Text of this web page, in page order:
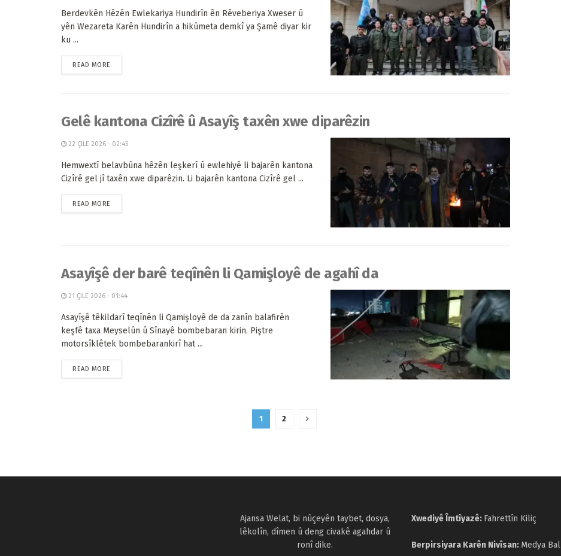
Berdevkên Hêzên Ewlekariya Hundirîn ên Rêveberiya Xweser û
yên Wezareta Karên Hundirîn a hikûmeta demkî ya Şamê diyar kir
ku ...
READ MORE
Gelê kantona Cizîrê û Asayîş taxên xwe diparêzin
22 ÇILE 2026 - 02:45
Hemwextî belavbûna hêzên leşkerî û ewlehiyê li bajarên kantona
Cizîrê gel jî taxên xwe diparêzin. Li bajarên kantona Cizîrê gel ...
READ MORE
Asayîşê der barê teqînên li Qamişloyê de agahî da
21 ÇILE 2026 - 01:44
Asayîşê têkildarî teqînên li Qamişloyê de da zanîn balafirên
keşfê taxa Meyselûn û Sînayê bombebaran kirin. Piştre
motorsîklêtek bombebarankirî hat ...
READ MORE
1 2
Ajansa Welat, bi nûçeyên taybet, dosya,
lêkolîn, dîmen û deng civakê agahdar û
ronî dike.
Xwediyê Îmtîyazê: Fahrettîn Kiliç
Berpirsiyara Karên Nivîsan: Medya Bal